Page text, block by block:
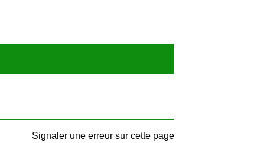
Signaler une erreur sur cette page